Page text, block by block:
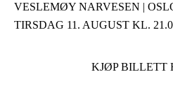
VESLEMØY NARVESEN |
TIRSDAG 11. AUGUST KL.
KJØP BILLETT